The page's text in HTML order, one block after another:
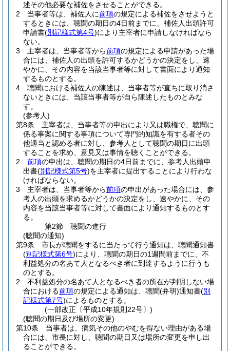
述その他必要な補佐をさせることができる。
2
当事者等は、補佐人に前項の規定による補佐をさせようと
するときには、聴聞の期日の4日前までに、補佐人出頭許可
申請書(別記様式第4号)により主宰者に申請しなければなら
ない。
3
主宰者は、当事者等から前項の規定による申請があった場
合には、補佐人の出頭を許可するかどうかの決定をし、速
やかに、その内容を当該当事者等に対して書面により通知
するものとする。
4
聴聞における補佐人の陳述は、当事者等が直ちに取り消さ
ないときには、当該当事者等が自ら陳述したものとみな
す。
(参考人)
第8条
主宰者は、当事者等の申出により又は職権で、聴聞に
係る事案に関する事項について専門的知識を有する者その
他適当と認める者に対し、参考人として聴聞の期日に出頭
することを求め、意見又は事情を聴くことができる。
2
前項の申出は、聴聞の期日の4日前までに、参考人出頭申
出書(別記様式第5号)を主宰者に提出することにより行わな
ければならない。
3
主宰者は、当事者等から前項の申出があった場合には、参
考人の出頭を求めるかどうかの決定をし、速やかに、その
内容を当該当事者等に対して書面により通知するものとす
る。
第2節
聴聞の進行
(聴聞の通知)
第9条
市長が聴聞をするに当たって行う通知は、聴聞通知書
(別記様式第6号)により、聴聞の期日の1週間前までに、不
利益処分の名あて人となるべき者に到達するように行うも
のとする。
2
不利益処分の名あて人となるべき者の所在が判明しない場
合における前項の規定による通知は、聴聞(弁明)通知書(別
記様式第7号)によるものとする。
(一部改正〔平成10年規則22号〕)
(聴聞の期日及び場所の変更)
第10条
当事者は、病気その他のやむを得ない理由がある場
合には、市長に対し、聴聞の期日又は場所の変更を申し出
ることができる。